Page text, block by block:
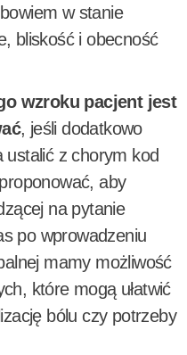
w stanie
bliskość i obecność
wzroku pacjent jest
, jeśli dodatkowo
z chorym kod
aby
na pytanie
po wprowadzeniu
mamy możliwość
które mogą ułatwić
bólu czy potrzeby